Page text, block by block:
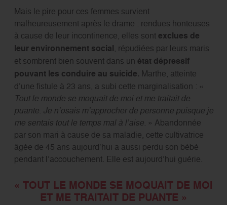
Mais le pire pour ces femmes survient
malheureusement après le drame : rendues honteuses
à cause de leur incontinence, elles sont exclues de
leur environnement social, répudiées par leurs maris
et sombrent bien souvent dans un état dépressif
pouvant les conduire au suicide. Marthe, atteinte
d’une fistule à 23 ans, a subi cette marginalisation : «
Tout le monde se moquait de moi et me traitait de
puante. Je n’osais m’approcher de personne puisque je
me sentais tout le temps mal à l’aise. » Abandonnée
par son mari à cause de sa maladie, cette cultivatrice
âgée de 45 ans aujourd’hui a aussi perdu son bébé
pendant l’accouchement. Elle est aujourd’hui guérie.
« TOUT LE MONDE SE MOQUAIT DE MOI
ET ME TRAITAIT DE PUANTE »